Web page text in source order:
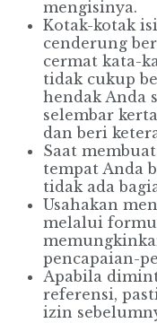
mengisinya.
Kotak-kotak
cenderung
cermat kata-
tidak cukup
hendak Anda
selembar
dan beri
Saat
tempat Anda
tidak ada
Usahakan
melalui
pencapaian-
Apabila
referensi,
izin